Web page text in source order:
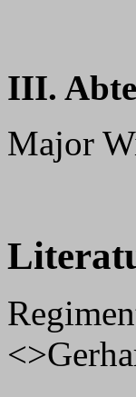
III.
Major